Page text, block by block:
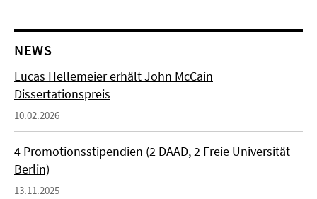
NEWS
Lucas Hellemeier erhält John McCain
Dissertationspreis
10.02.2026
4 Promotionsstipendien (2 DAAD, 2 Freie Universität
Berlin)
13.11.2025